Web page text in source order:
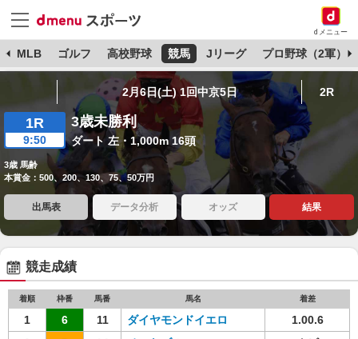
dメニュー
MLB ゴルフ 高校野球 競馬 Jリーグ プロ野球（2軍）
2月6日(土) 1回中京5日 2R
1R
9:50
3歳未勝利
ダート 左・1,000m 16頭
3歳 馬齢
本賞金：500、200、130、75、50万円
出馬表 データ分析 オッズ 結果
競走成績
着順 枠番 馬番 馬名 着差
1 6 11 ダイヤモンドイエロ
1.00.6